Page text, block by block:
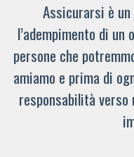
Assicurarsi è
l’adempimento di un
persone che
amiamo e prima di
responsabilità